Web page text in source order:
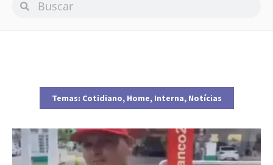
Temas: Cotidiano, Home, Interna, Notícias